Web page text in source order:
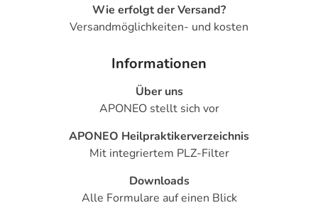
Wie erfolgt der Versand?
Versandmöglichkeiten- und kosten
Informationen
Über uns
APONEO stellt sich vor
APONEO Heilpraktikerverzeichnis
Mit integriertem PLZ-Filter
Downloads
Alle Formulare auf einen Blick